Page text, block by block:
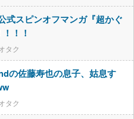
式スピンオフマンガ『超かぐ
！！
タク
の佐藤寿也の息子、姑息す
タク